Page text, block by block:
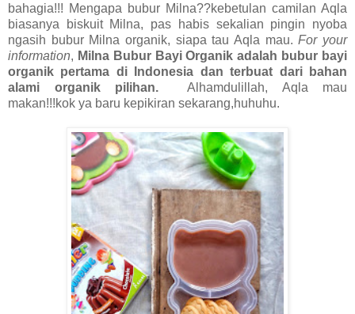
bahagia!!! Mengapa bubur Milna??kebetulan camilan Aqla
biasanya biskuit Milna, pas habis sekalian pingin nyoba
ngasih bubur Milna organik, siapa tau Aqla mau.For your
information, Milna Bubur Bayi Organik adalah bubur bayi
organik pertama di Indonesia dan terbuat dari bahan
alami organik pilihan. Alhamdulillah, Aqla mau
makan!!!kok ya baru kepikiran sekarang,huhuhu.